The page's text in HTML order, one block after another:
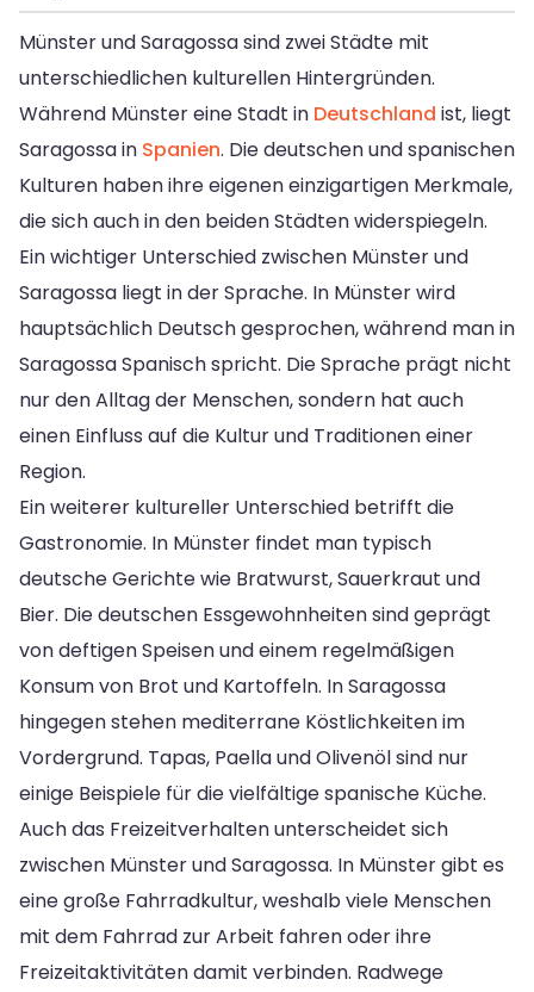
Münster und Saragossa sind zwei Städte mit
unterschiedlichen kulturellen Hintergründen.
Während Münster eine Stadt in Deutschland ist, liegt
Saragossa in Spanien. Die deutschen und spanischen
Kulturen haben ihre eigenen einzigartigen Merkmale,
die sich auch in den beiden Städten widerspiegeln.
Ein wichtiger Unterschied zwischen Münster und
Saragossa liegt in der Sprache. In Münster wird
hauptsächlich Deutsch gesprochen, während man in
Saragossa Spanisch spricht. Die Sprache prägt nicht
nur den Alltag der Menschen, sondern hat auch
einen Einfluss auf die Kultur und Traditionen einer
Region.
Ein weiterer kultureller Unterschied betrifft die
Gastronomie. In Münster findet man typisch
deutsche Gerichte wie Bratwurst, Sauerkraut und
Bier. Die deutschen Essgewohnheiten sind geprägt
von deftigen Speisen und einem regelmäßigen
Konsum von Brot und Kartoffeln. In Saragossa
hingegen stehen mediterrane Köstlichkeiten im
Vordergrund. Tapas, Paella und Olivenöl sind nur
einige Beispiele für die vielfältige spanische Küche.
Auch das Freizeitverhalten unterscheidet sich
zwischen Münster und Saragossa. In Münster gibt es
eine große Fahrradkultur, weshalb viele Menschen
mit dem Fahrrad zur Arbeit fahren oder ihre
Freizeitaktivitäten damit verbinden. Radwege